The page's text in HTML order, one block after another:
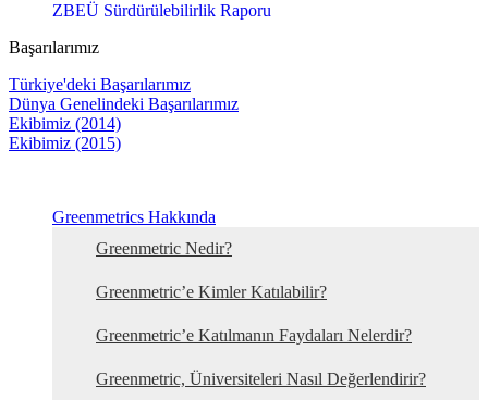
ZBEÜ Sürdürülebilirlik Raporu
Başarılarımız
Türkiye'deki Başarılarımız
Dünya Genelindeki Başarılarımız
Ekibimiz (2014)
Ekibimiz (2015)
Greenmetrics Hakkında
Greenmetric Nedir?
Greenmetric’e Kimler Katılabilir?
Greenmetric’e Katılmanın Faydaları Nelerdir?
Greenmetric, Üniversiteleri Nasıl Değerlendirir?